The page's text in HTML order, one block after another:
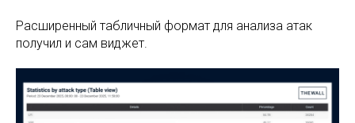
Расширенный табличный формат для анализа атак
получил и сам виджет.